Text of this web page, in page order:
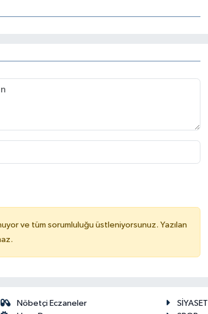
ve tüm sorumluluğu üstleniyorsunuz. Yazılan
Nöbetçi Eczaneler
SİYASET